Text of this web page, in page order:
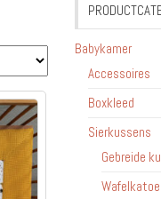
Babykamer
Accessoires
Boxkleed
Sierkussens
Gebreide